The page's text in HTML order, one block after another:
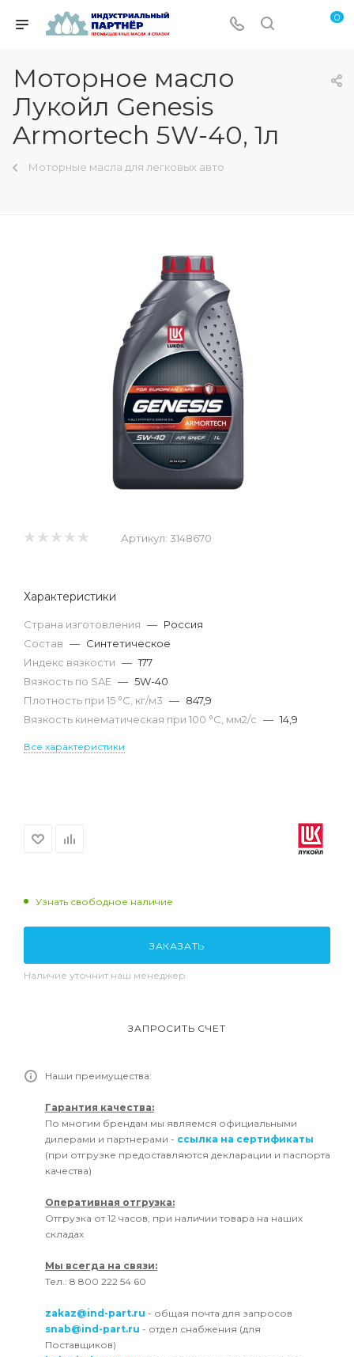
0
Моторное масло
Лукойл Genesis
Armortech 5W-40, 1л
Моторные масла для легковых авто
Артикул: 3148670
Характеристики
Страна изготовления — Россия
Состав — Синтетическое
Индекс вязкости — 177
Вязкость по SAE — 5W-40
Плотность при 15 °С, кг/м3 — 847,9
Вязкость кинематическая при 100 °С, мм2/с — 14,9
Все характеристики
Узнать свободное наличие
ЗАКАЗАТЬ
Наличие уточнит наш менеджер
ЗАПРОСИТЬ СЧЕТ
Наши преимущества:
Гарантия качества:
По многим брендам мы являемся официальными
дилерами и партнерами - ссылка на сертификаты
(при отгрузке предоставляются декларации и паспорта
качества)
Оперативная отгрузка:
Отгрузка от 12 часов, при наличии товара на наших
складах
Мы всегда на связи:
Тел.: 8 800 222 54 60
zakaz@ind-part.ru - общая почта для запросов
snab@ind-part.ru - отдел снабжения (для
Поставщиков)